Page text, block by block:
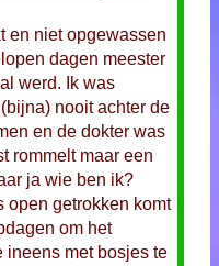
en niet opgewassen
dagen meester
werd. Ik was
nooit achter de
en de dokter was
rommelt maar een
ja wie ben ik?
open getrokken komt
om het
ineens met bosjes te